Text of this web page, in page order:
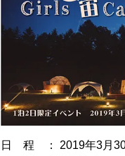
日 程 ： 2019年3月